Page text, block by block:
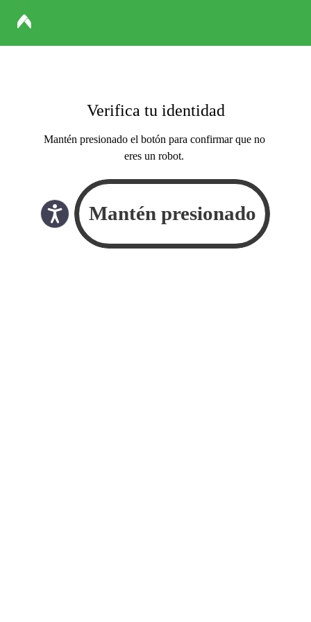
Verifica tu identidad
Mantén presionado el botón para confirmar que no
eres un robot.